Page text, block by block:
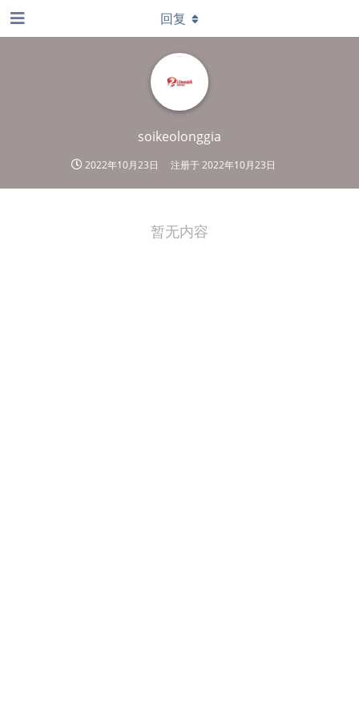
soikeolonggia
2022年10月23日 注册于2022年10月23日
回复
暂无内容